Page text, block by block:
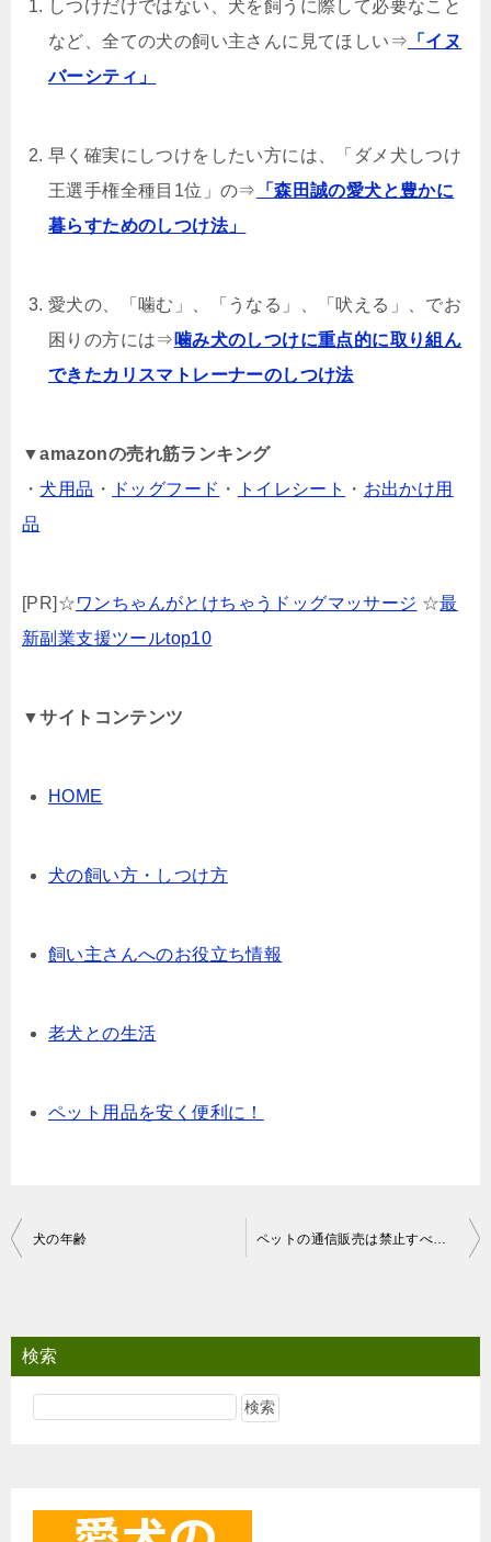
しつけだけではない、犬を飼うに際して必要なこと
など、全ての犬の飼い主さんに見てほしい⇒ 「イヌ
バーシティ」
早く確実にしつけをしたい方には、「ダメ犬しつけ
王選手権全種目1位」の⇒
「森田誠の愛犬と豊かに
暮らすためのしつけ法」
愛犬の、「噛む」、「うなる」、「吠える」、でお
困りの方には⇒ 噛み犬のしつけに重点的に取り組ん
できたカリスマトレーナーのしつけ法
▼amazonの売れ筋ランキング
・ 犬用品 ・ ドッグフード ・ トイレシート ・ お出かけ用
品
[PR]☆ワンちゃんがとけちゃうドッグマッサージ ☆最
新副業支援ツールtop10
▼サイトコンテンツ
HOME
犬の飼い方・しつけ方
飼い主さんへのお役立ち情報
老犬との生活
ペット用品を安く便利に！
投
ビ
ゲ
犬の年齢 ペットの通信販売は禁止すべきなのか？
検索